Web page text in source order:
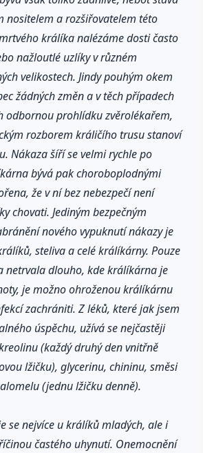
nositelem a rozšiřovatelem této
králíka nalézáme dosti často
nažloutlé uzlíky v různém
velikostech. Jindy pouhým okem
žádných změn a v těch případech
odbornou prohlídku zvěrolékařem,
rozborem králičího trusu stanoví
Nákaza šíří se velmi rychle po
bývá pak choroboplodnými
že v ní bez nebezpečí není
chovati. Jediným bezpečným
nového vypuknutí nákazy je
steliva a celé králíkárny. Pouze
netrvala dlouho, kde králíkárna je
je možno ohroženou králíkárnu
zachrániti. Z léků, které jak jsem
úspěchu, užívá se nejčastěji
(každý druhý den vnitřně
lžičku), glycerinu, chininu, směsi
(jednu lžičku denně).
se nejvíce u králíků mladých, ale i
častého uhynutí. Onemocnění